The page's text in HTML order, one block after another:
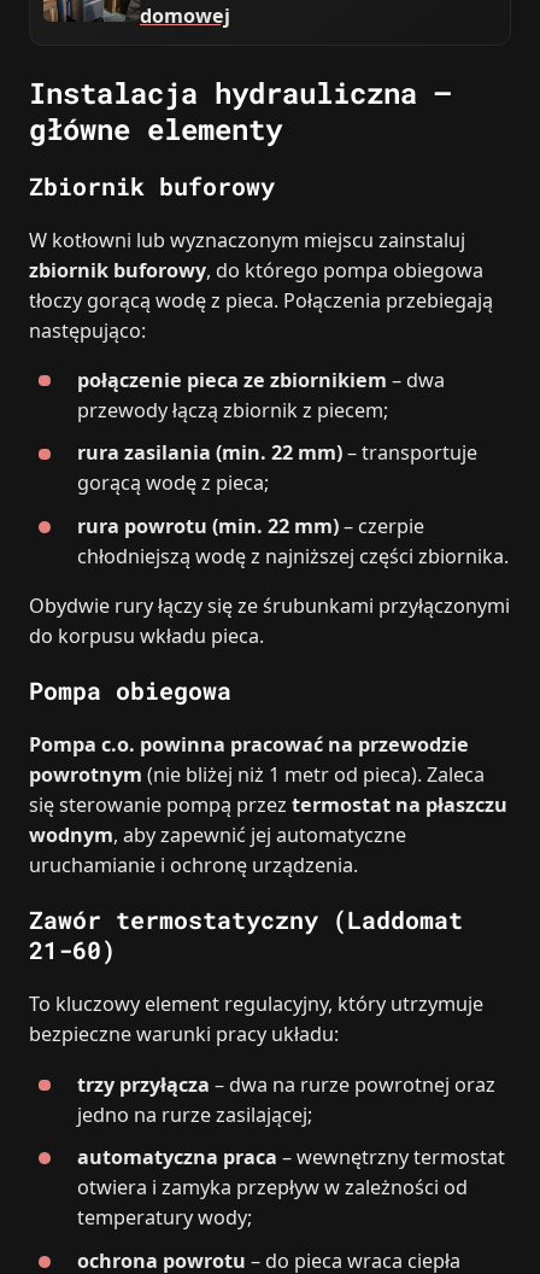
domowej
Instalacja hydrauliczna –
główne elementy
Zbiornik buforowy
W kotłowni lub wyznaczonym miejscu zainstaluj
zbiornik buforowy, do którego pompa obiegowa
tłoczy gorącą wodę z pieca. Połączenia przebiegają
następująco:
połączenie pieca ze zbiornikiem – dwa
przewody łączą zbiornik z piecem;
rura zasilania (min. 22 mm)– transportuje
gorącą wodę z pieca;
rura powrotu (min. 22 mm)– czerpie
chłodniejszą wodę z najniższej części zbiornika.
Obydwie rury łączy się ze śrubunkami przyłączonymi
do korpusu wkładu pieca.
Pompa obiegowa
Pompa c.o. powinna pracować na przewodzie
powrotnym (nie bliżej niż 1 metr od pieca). Zaleca
się sterowanie pompą przez termostat na płaszczu
wodnym, aby zapewnić jej automatyczne
uruchamianie i ochronę urządzenia.
Zawór termostatyczny (Laddomat
21-60)
To kluczowy element regulacyjny, który utrzymuje
bezpieczne warunki pracy układu:
trzy przyłącza – dwa na rurze powrotnej oraz
jedno na rurze zasilającej;
automatyczna praca – wewnętrzny termostat
otwiera i zamyka przepływ w zależności od
temperatury wody;
ochrona powrotu – do pieca wraca ciepła